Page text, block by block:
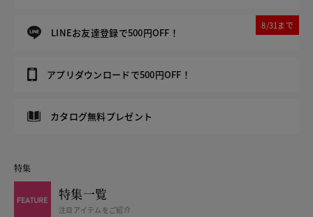
LINEお友達登録で500円OFF！
8/31まで
アプリダウンロードで500円OFF！
カタログ無料プレゼント
特集
特集一覧
注目アイテムをご紹介